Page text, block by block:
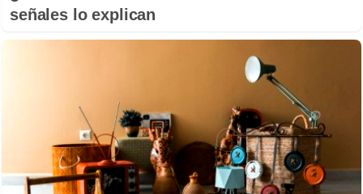
señales lo explican